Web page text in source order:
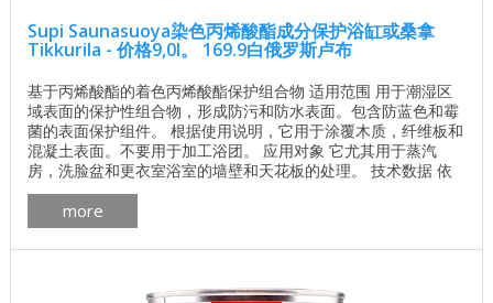
Supi Saunasuoya染色丙烯酸酯成分保护浴缸或桑拿
Tikkurila - 价格9,0l。 169.9白俄罗斯卢布
基于丙烯酸酯的着色丙烯酸酯保护组合物 适用范围 用于潮湿区
域表面的保护性组合物，形成防污和防水表面。包含防蓝色和霉
菌的表面保护组件。 根据使用说明，它用于涂覆木质，纤维板和
混凝土表面。不要用于加工浴团。 应用对象 它尤其用于蒸汽
房，洗脸盆和更衣室浴室的墙壁和天花板的处理。 技术数据 依
据 EP 颜色 根据目录“彩绘清漆”和“Lapponia”。 颜色目录 颜色目
录有色清漆和颜色目录“Lapponia” 光泽度 半 建筑材料排放等级
M1 消费 8-12平方米/升。 塔拉 ...
more